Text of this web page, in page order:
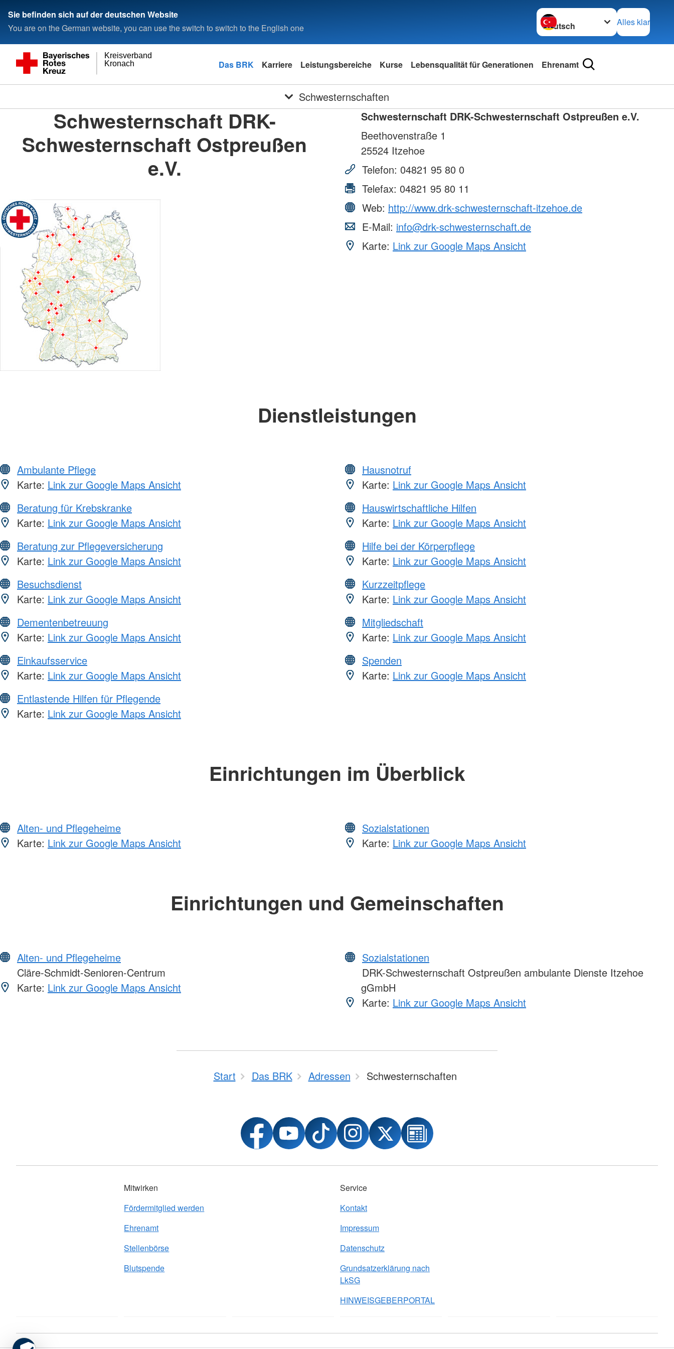
Sie befinden sich auf der deutschen Website
You are on the German website, you can use the switch to switch to the English one
Sprache wechseln zu
Alles klar
Kronach
Kreisverband
Das BRK Karriere Leistungsbereiche Kurse Lebensqualität für Generationen Ehrenamt
Schwesternschaften
Schwesternschaft DRK-
Schwesternschaft Ostpreußen
e.V.
Schwesternschaft DRK-Schwesternschaft Ostpreußen e.V.
Beethovenstraße 1
25524 Itzehoe
Telefon: 04821 95 80 0
Telefax: 04821 95 80 11
Web: http://www.drk-schwesternschaft-itzehoe.de
E-Mail: info@drk-schwesternschaft.de
Karte: Link zur Google Maps Ansicht
Dienstleistungen
Ambulante Pflege
Karte: Link zur Google Maps Ansicht
Beratung für Krebskranke
Karte: Link zur Google Maps Ansicht
Beratung zur Pflegeversicherung
Karte: Link zur Google Maps Ansicht
Besuchsdienst
Karte: Link zur Google Maps Ansicht
Dementenbetreuung
Karte: Link zur Google Maps Ansicht
Einkaufsservice
Karte: Link zur Google Maps Ansicht
Entlastende Hilfen für Pflegende
Karte: Link zur Google Maps Ansicht
Hausnotruf
Karte: Link zur Google Maps Ansicht
Hauswirtschaftliche Hilfen
Karte: Link zur Google Maps Ansicht
Hilfe bei der Körperpflege
Karte: Link zur Google Maps Ansicht
Kurzzeitpflege
Karte: Link zur Google Maps Ansicht
Mitgliedschaft
Karte: Link zur Google Maps Ansicht
Spenden
Karte: Link zur Google Maps Ansicht
Einrichtungen im Überblick
Alten- und Pflegeheime
Karte: Link zur Google Maps Ansicht
Sozialstationen
Karte: Link zur Google Maps Ansicht
Einrichtungen und Gemeinschaften
Alten- und Pflegeheime
Cläre-Schmidt-Senioren-Centrum
Karte: Link zur Google Maps Ansicht
Sozialstationen
DRK-Schwesternschaft Ostpreußen ambulante Dienste Itzehoe
gGmbH
Karte: Link zur Google Maps Ansicht
Start Das BRK Adressen Schwesternschaften
Mitwirken
Fördermitglied werden
Ehrenamt
Stellenbörse
Blutspende
Service
Kontakt
Impressum
Datenschutz
Grundsatzerklärung nach
LkSG
HINWEISGEBERPORTAL